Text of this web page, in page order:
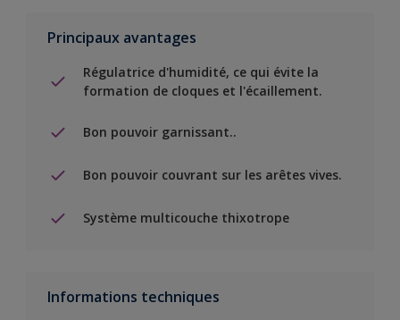
Principaux avantages
Régulatrice d'humidité, ce qui évite la
formation de cloques et l'écaillement.
Bon pouvoir garnissant..
Bon pouvoir couvrant sur les arêtes vives.
Système multicouche thixotrope
Informations techniques